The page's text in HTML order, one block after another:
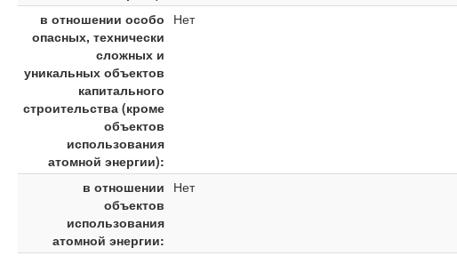
в отношении особо
опасных, технически
сложных и
уникальных объектов
капитального
строительства (кроме
объектов
использования
атомной энергии):
Нет
в отношении
объектов
использования
атомной энергии:
Нет